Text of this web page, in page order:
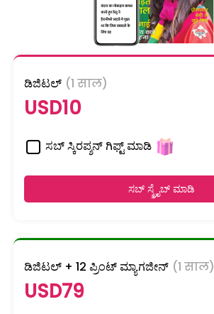
ಡಿಜಿಟಲ್ (1 साल)
USD10
ಸಬ್ ಸ್ಕಿರಪ್ಶನ್ ಗಿಫ್ಟ್ ಮಾಡಿ
ಸಬ್ ಸ್ಕ್ರೈಬ್ ಮಾಡಿ
ಡಿಜಿಟಲ್ + 12 ಪ್ರಿಂಟ್ ಮ್ಯಾಗಜೀನ್ (1 साल)
USD79